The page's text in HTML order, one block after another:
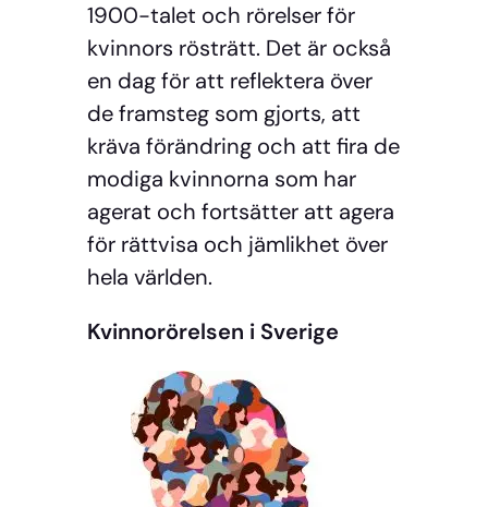
1900-talet och rörelser för
kvinnors rösträtt. Det är också
en dag för att reflektera över
de framsteg som gjorts, att
kräva förändring och att fira de
modiga kvinnorna som har
agerat och fortsätter att agera
för rättvisa och jämlikhet över
hela världen.
Kvinnorörelsen i Sverige